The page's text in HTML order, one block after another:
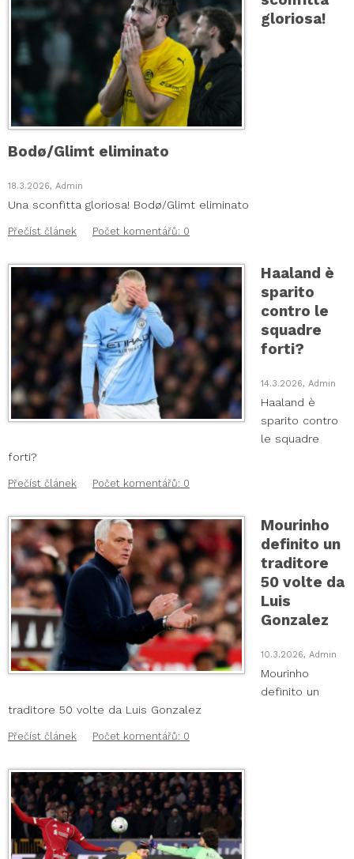
gloriosa!
Bodø/Glimt eliminato
18.3.2026, Admin
Una sconfitta gloriosa! Bodø/Glimt eliminato
Přečíst článek Počet komentářů: 0
Haaland è
sparito
contro le
squadre
forti?
14.3.2026, Admin
Haaland è
sparito contro
le squadre
forti?
Přečíst článek Počet komentářů: 0
Mourinho
definito un
traditore
50 volte da
Luis
Gonzalez
10.3.2026, Admin
Mourinho
definito un
traditore 50 volte da Luis Gonzalez
Přečíst článek Počet komentářů: 0